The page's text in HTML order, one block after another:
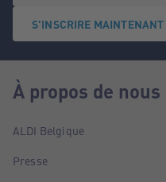
S'INSCRIRE MAINTENANT
À propos de nous
ALDI Belgique
Presse